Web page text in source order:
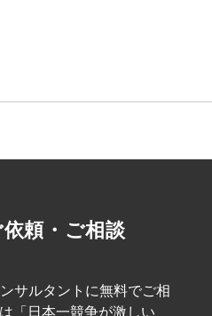
京都新宿区西新宿3丁目8番3号 新都心
頼・ご相談
サルタントに無料でご相
「日本一競争が激しい